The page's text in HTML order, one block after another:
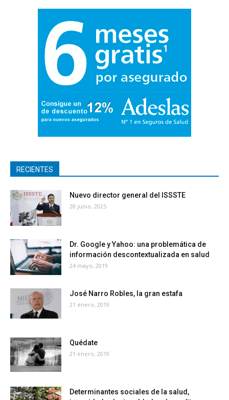
RECIENTES
Nuevo director general del ISSSTE
28 junio, 2025
Dr. Google y Yahoo: una problemática de
información descontextualizada en salud
24 mayo, 2019
José Narro Robles, la gran estafa
21 enero, 2019
Quédate
21 enero, 2019
Determinantes sociales de la salud,